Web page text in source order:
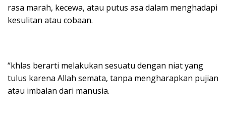
rasa marah, kecewa, atau putus asa dalam menghadapi
kesulitan atau cobaan.
“khlas berarti melakukan sesuatu dengan niat yang
tulus karena Allah semata, tanpa mengharapkan pujian
atau imbalan dari manusia.